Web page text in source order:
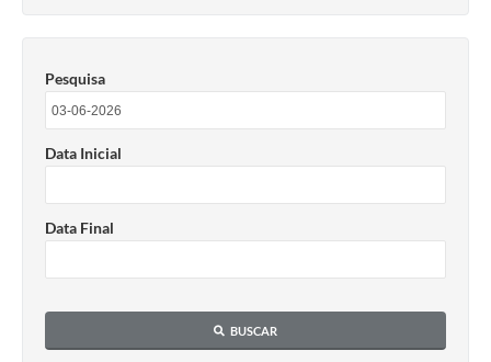
Audiências Públicas
Arquivos para Download
Agenda
Pesquisa
Data Inicial
Data Final
BUSCAR